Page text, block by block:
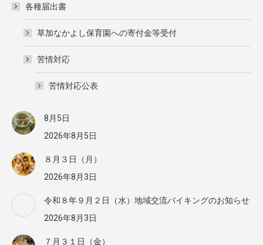
各種届出書
草加なかよし保育園への寄付金等受付
苦情対応
苦情対応公表
8月5日
2026年8月5日
８月３日（月）
2026年8月3日
令和８年９月２日（水）地域交流バイキングのお知らせ
2026年8月3日
７月３１日（金）